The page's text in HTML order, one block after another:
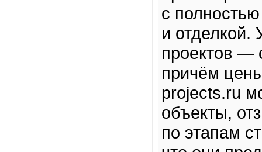
с
и
проектов —
причём
projects.ru
объекты,
по этапам